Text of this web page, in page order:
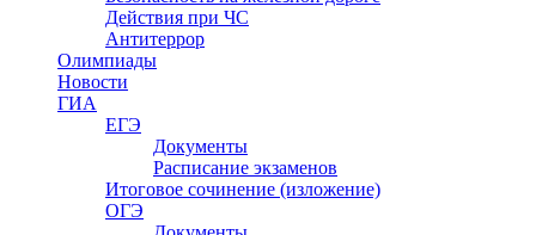
Действия при ЧС
Антитеррор
Олимпиады
Новости
ГИА
ЕГЭ
Документы
Расписание экзаменов
Итоговое сочинение (изложение)
ОГЭ